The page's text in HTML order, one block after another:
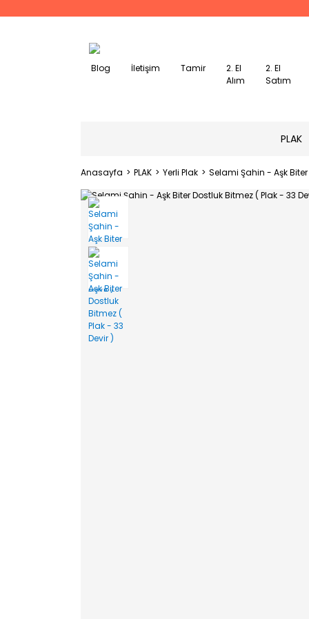
Blog İletişim Tamir
2. El
Alım
2. El
Satım
PLAK
Anasayfa PLAK Yerli Plak Selami Şahin - Aşk